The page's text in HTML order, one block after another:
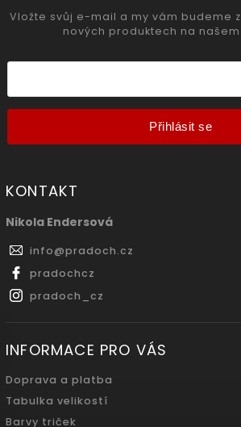
Vložte svůj e-mail a my vám budeme
nových produktech na
Přihlásit se
KONTAKT
Nikola Endersová
info@pradoch.cz
pradochcz
pradoch_cz
INFORMACE PRO VÁS
Doprava a platba
Tabulka velikostí
Barvy triček